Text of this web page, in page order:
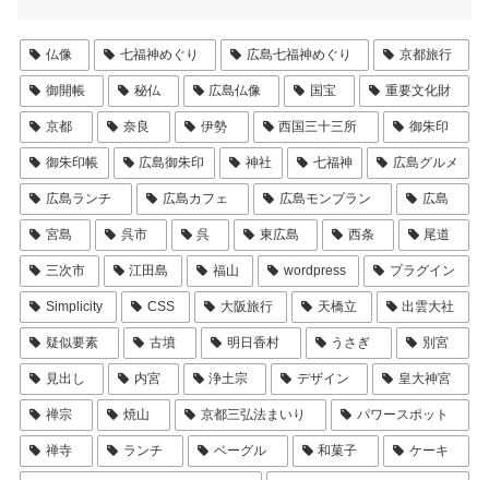
仏像 七福神めぐり 広島七福神めぐり 京都旅行
御開帳 秘仏 広島仏像 国宝 重要文化財
京都 奈良 伊勢 西国三十三所 御朱印
御朱印帳 広島御朱印 神社 七福神 広島グルメ
広島ランチ 広島カフェ 広島モンブラン 広島
宮島 呉市 呉 東広島 西条 尾道
三次市 江田島 福山 wordpress プラグイン
Simplicity CSS 大阪旅行 天橋立 出雲大社
疑似要素 古墳 明日香村 うさぎ 別宮
見出し 内宮 浄土宗 デザイン 皇大神宮
禅宗 焼山 京都三弘法まいり パワースポット
禅寺 ランチ ベーグル 和菓子 ケーキ